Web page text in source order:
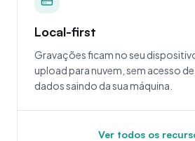
Local-first
Gravações ficam no seu
upload para nuvem, sem acesso
dados saindo da sua máquina.
Ver todos os